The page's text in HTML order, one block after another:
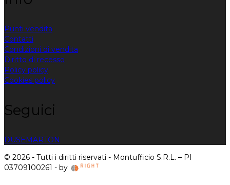
Punti vendita
Contatti
Condizioni di vendita
Diritto di recesso
Policy policy
Cookies policy
Seguici
DUSEMARTON
© 2026 - Tutti i diritti riservati - Montufficio S.R.L. – PI
03709100261 - by